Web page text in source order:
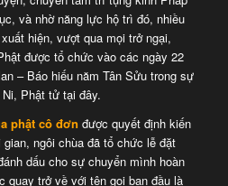
và nhờ năng lực hộ trì đó, nhiều
hiện, vượt qua mọi trở ngại,
được tổ chức vào các ngày 22
– Báo hiếu năm Tân Sửu trong sự
Phật tử tại đây.
phật cô đơn được quyết định kiến
ngôi chùa đã tổ chức lễ đặt
dấu cho sự chuyển mình hoàn
quay trở về với tên gọi ban đầu là